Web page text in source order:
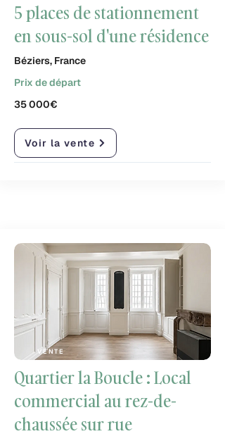
5 places de stationnement
en sous-sol d'une résidence
Béziers, France
Prix de départ
35 000€
Voir la vente
VENTE
Quartier la Boucle : Local
commercial au rez-de-
chaussée sur rue